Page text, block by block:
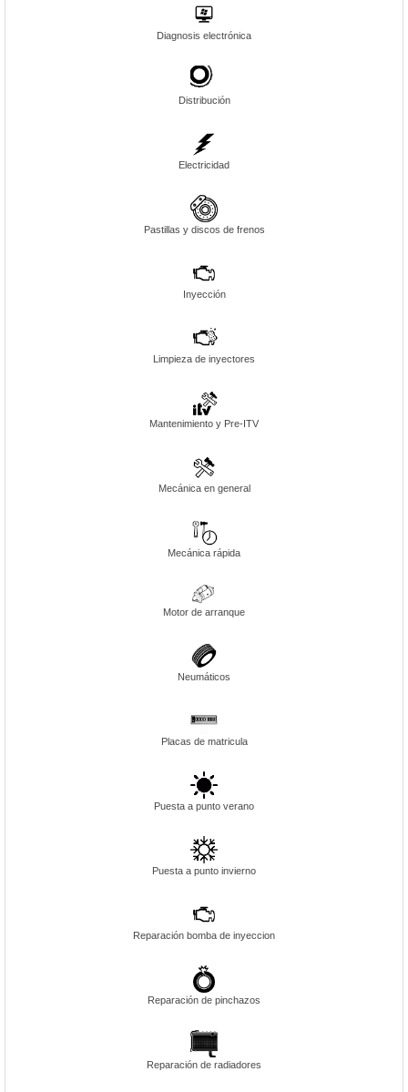
Diagnosis electrónica
Distribución
Electricidad
Pastillas y discos de frenos
Inyección
Limpieza de inyectores
Mantenimiento y Pre-ITV
Mecánica en general
Mecánica rápida
Motor de arranque
Neumáticos
Placas de matricula
Puesta a punto verano
Puesta a punto invierno
Reparación bomba de inyeccion
Reparación de pinchazos
Reparación de radiadores